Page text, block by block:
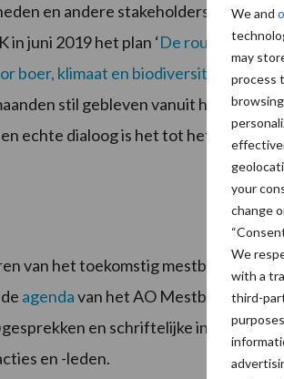
We and
may
process
your
change
We
with a
third-
en andere stakeholders. LTO
in juni 2019 het plan ‘De route van
boer, klimaat en biodiversiteit
’
stil gebleven vanuit het
echte dialoog is het tot het uitgaan
van het toekomstig mestbeleid
agendavan het AO Mestbeleid. LTO
en schriftelijke input
en -leden.